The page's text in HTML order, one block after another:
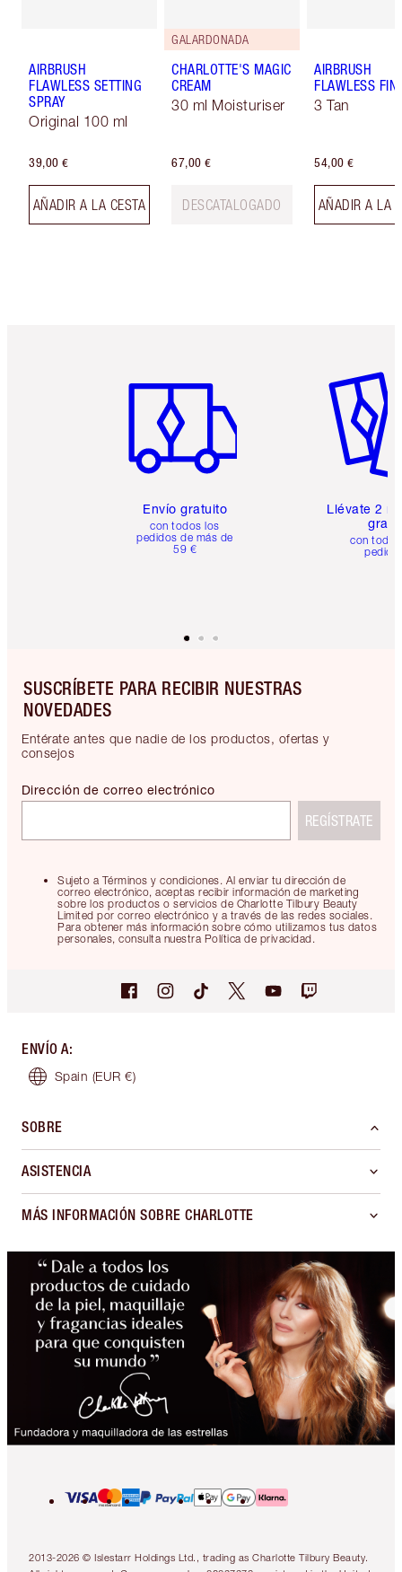
AIRBRUSH
FLAWLESS SETTING
SPRAY
Original 100 ml
39,00 €
AÑADIR A LA CESTA
GALARDONADA
CHARLOTTE'S MAGIC
CREAM
30 ml Moisturiser
67,00 €
DESCATALOGADO
AIRBRUSH
FLAWLESS
3 Tan
54,00 €
AÑADIR A LA
Envío gratuito
con todos los
pedidos de más de
59 €
Llévate 2
gratis
con
SUSCRÍBETE PARA RECIBIR NUESTRAS
NOVEDADES
Entérate antes que nadie de los productos, ofertas y
consejos
Sujeto a Términos y condiciones. Al enviar tu dirección de
correo electrónico, aceptas recibir información de marketing
sobre los productos o servicios de Charlotte Tilbury Beauty
Limited por correo electrónico y a través de las redes sociales.
Para obtener más información sobre cómo utilizamos tus datos
personales, consulta nuestra Política de privacidad.
Dirección de correo electrónico
REGÍSTRATE
ENVÍO A:
Spain (EUR €)
SOBRE
ASISTENCIA
MÁS INFORMACIÓN SOBRE CHARLOTTE
2013-2026 © Islestarr Holdings Ltd., trading as Charlotte Tilbury Beauty.